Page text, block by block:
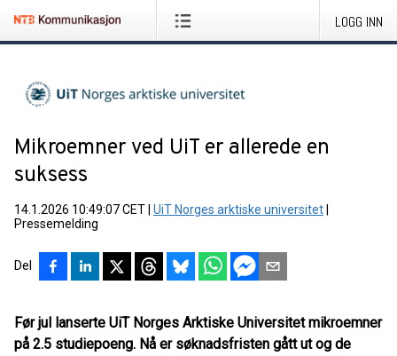
LOGG INN
Mikroemner ved UiT er allerede en
suksess
14.1.2026 10:49:07 CET UiT Norges arktiske universitet
Pressemelding
Del
Før jul lanserte UiT Norges Arktiske Universitet mikroemner
på 2.5 studiepoeng. Nå er søknadsfristen gått ut og de